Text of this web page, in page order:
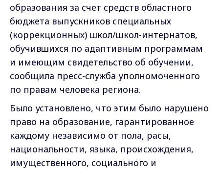
образования за счет средств областного
бюджета выпускников специальных
(коррекционных) школ/школ-интернатов,
обучившихся по адаптивным программам
и имеющим свидетельство об обучении,
сообщила пресс-служба уполномоченного
по правам человека региона.
Было установлено, что этим было нарушено
право на образование, гарантированное
каждому независимо от пола, расы,
национальности, языка, происхождения,
имущественного, социального и